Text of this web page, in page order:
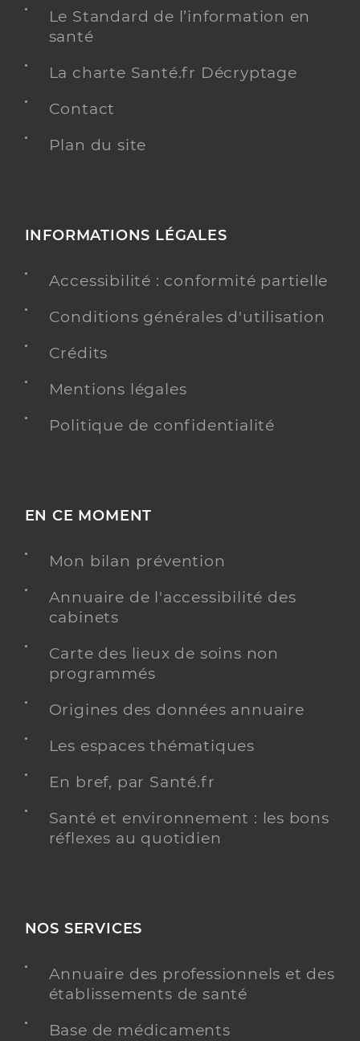
Le Standard de l’information en
santé
La charte Santé.fr Décryptage
Contact
Plan du site
INFORMATIONS LÉGALES
Accessibilité : conformité partielle
Conditions générales d'utilisation
Crédits
Mentions légales
Politique de confidentialité
EN CE MOMENT
Mon bilan prévention
Annuaire de l'accessibilité des
cabinets
Carte des lieux de soins non
programmés
Origines des données annuaire
Les espaces thématiques
En bref, par Santé.fr
Santé et environnement : les bons
réflexes au quotidien
NOS SERVICES
Annuaire des professionnels et des
établissements de santé
Base de médicaments